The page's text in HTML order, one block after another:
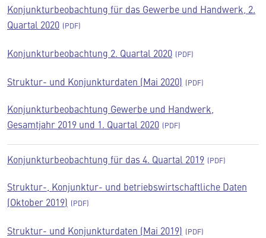
Konjunkturbeobachtung für das Gewerbe und Handwerk, 2.
Quartal 2020
Konjunkturbeobachtung 2. Quartal 2020
Struktur- und Konjunkturdaten (Mai 2020)
Konjunkturbeobachtung Gewerbe und Handwerk,
Gesamtjahr 2019 und 1. Quartal 2020
Konjunkturbeobachtung für das 4. Quartal 2019
Struktur-, Konjunktur- und betriebswirtschaftliche Daten
(Oktober 2019)
Struktur- und Konjunkturdaten (Mai 2019)